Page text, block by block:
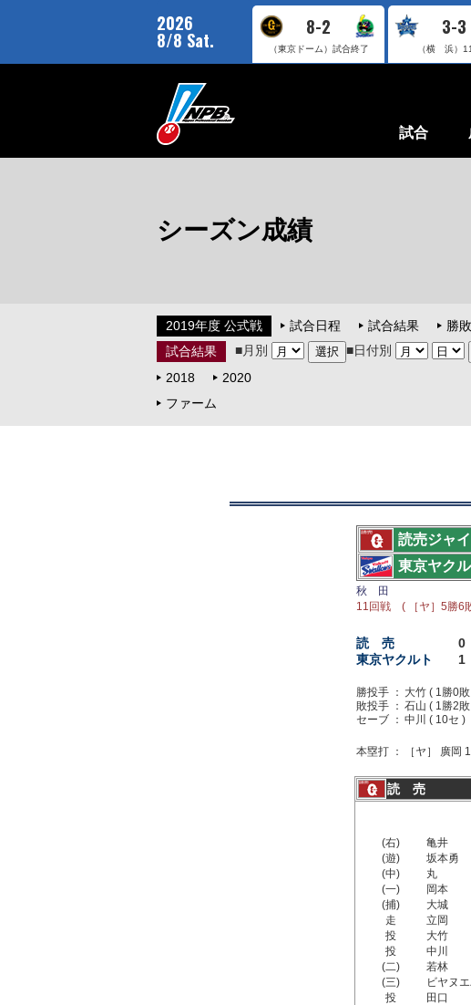
2026
8/8 Sat.
8-2
（東京ドーム） 試合終了
3-3
（横 浜）
試合
シーズン成績
2019年度 公式戦 試合日程 試合結果 勝
試合結果
■月別
■日付別
2018
2020
ファーム
読売ジャ
東京ヤク
秋 田
11回戦 ( ［ヤ］5勝6
読 売 0
東京ヤクルト
1
勝投手 ： 大竹 ( 1勝0
敗投手 ： 石山 ( 1勝2
セーブ ： 中川 ( 10セ )
本塁打 ： ［ヤ］ 廣岡
読 売
(右)
亀井
(遊)
坂本勇
(中)
丸
(一)
岡本
(捕)
大城
走
立岡
投
大竹
投
中川
(二)
若林
(三)
ビヤヌ
投
田口